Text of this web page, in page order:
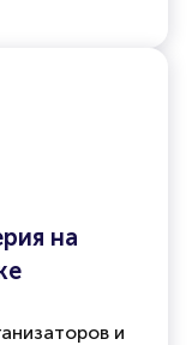
на
и